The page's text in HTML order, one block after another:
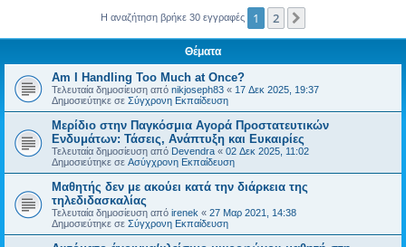
η
Η αναζήτηση βρήκε 30 εγγραφές 1 2
Θέματα
Am I Handling Too Much at Once?
Τελευταία δημοσίευση από nikjoseph83 « 17 Δεκ 2025, 19:37
Δημοσιεύτηκε σε Σύγχρονη Εκπαίδευση
Μερίδιο στην Παγκόσμια Αγορά Προστατευτικών
Ενδυμάτων: Τάσεις, Ανάπτυξη και Ευκαιρίες
Τελευταία δημοσίευση από Devendra « 02 Δεκ 2025, 11:02
Δημοσιεύτηκε σε Ασύγχρονη Εκπαίδευση
Μαθητής δεν με ακούει κατά την διάρκεια της
τηλεδιδασκαλίας
Τελευταία δημοσίευση από irenek « 27 Μαρ 2021, 14:38
Δημοσιεύτηκε σε Σύγχρονη Εκπαίδευση